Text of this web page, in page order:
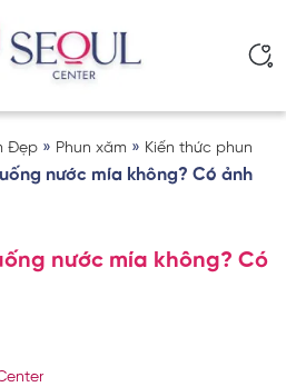
Đẹp » Phun xăm » Kiến thức phun
nước mía không? Có ảnh
nước mía không? Có